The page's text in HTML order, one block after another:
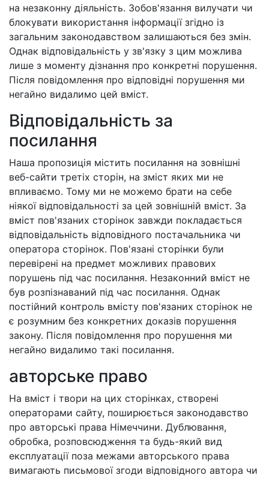
на незаконну діяльність. Зобов'язання вилучати чи
блокувати використання інформації згідно із
загальним законодавством залишаються без змін.
Однак відповідальність у зв'язку з цим можлива
лише з моменту дізнання про конкретні порушення.
Після повідомлення про відповідні порушення ми
негайно видалимо цей вміст.
Відповідальність за
посилання
Наша пропозиція містить посилання на зовнішні
веб-сайти третіх сторін, на зміст яких ми не
впливаємо. Тому ми не можемо брати на себе
ніякої відповідальності за цей зовнішній вміст. За
вміст пов'язаних сторінок завжди покладається
відповідальність відповідного постачальника чи
оператора сторінок. Пов'язані сторінки були
перевірені на предмет можливих правових
порушень під час посилання. Незаконний вміст не
був розпізнаваний під час посилання. Однак
постійний контроль вмісту пов'язаних сторінок не
є розумним без конкретних доказів порушення
закону. Після повідомлення про порушення ми
негайно видалимо такі посилання.
авторське право
На вміст і твори на цих сторінках, створені
операторами сайту, поширюється законодавство
про авторські права Німеччини. Дублювання,
обробка, розповсюдження та будь-який вид
експлуатації поза межами авторського права
вимагають письмової згоди відповідного автора чи